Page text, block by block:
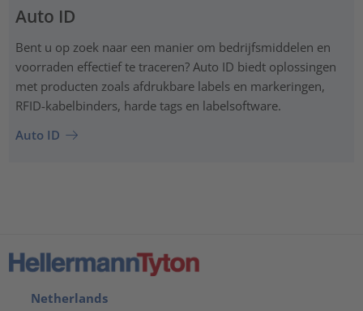
Auto ID
Bent u op zoek naar een manier om bedrijfsmiddelen en
voorraden effectief te traceren? Auto ID biedt oplossingen
met producten zoals afdrukbare labels en markeringen,
RFID-kabelbinders, harde tags en labelsoftware.
Auto ID
Netherlands